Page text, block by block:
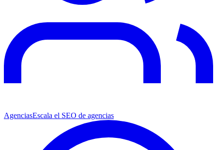
AgenciasEscala el SEO de agencias